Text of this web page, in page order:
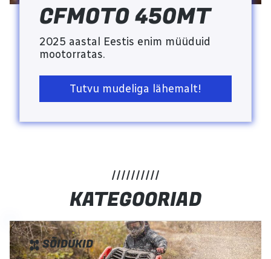
CFMOTO 450MT
2025 aastal Eestis enim müüduid
mootorratas.
Tutvu mudeliga lähemalt!
KATEGOORIAD
SÕIDUKID